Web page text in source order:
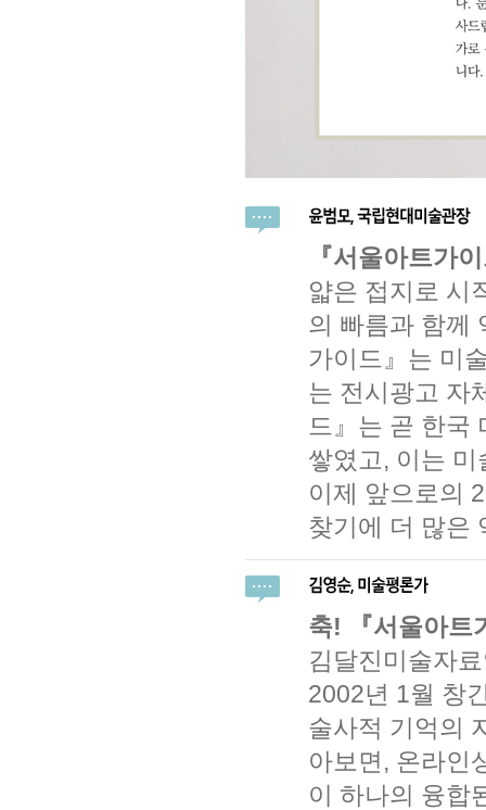
『서울아트가
얇은 접지로 시
의 빠름과 함께
가이드』는 미
는 전시광고 자
드』는 곧 한국
쌓였고, 이는
이제 앞으로의
찾기에 더 많은
축! 『서울아트
김달진미술자
2002년 1월 창
술사적 기억의
아보면, 온라인
이 하나의 융합